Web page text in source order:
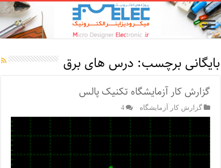
بایگانی برچسب: درس های برق
گزارش کار آزمایشگاه تکنیک پالس
گزارش کار آزمایشگاه 4